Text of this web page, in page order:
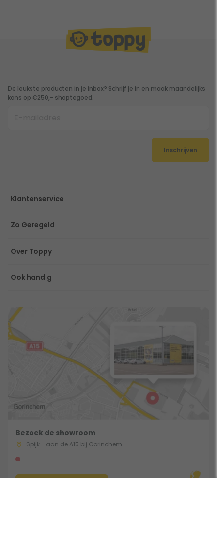
De leukste producten in je inbox? Schrijf je in en maak maandelijks
kans op €250,- shoptegoed.
Inschrijven
Klantenservice
Zo Geregeld
Over Toppy
Ook handig
Bezoek de showroom
Spijk - aan de A15 bij Gorinchem